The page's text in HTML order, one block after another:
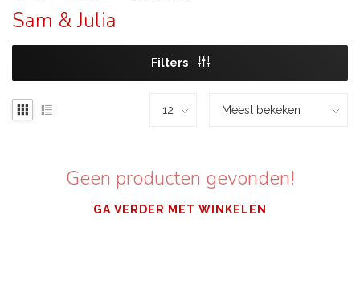
Sam & Julia
Filters
Geen producten gevonden!
GA VERDER MET WINKELEN